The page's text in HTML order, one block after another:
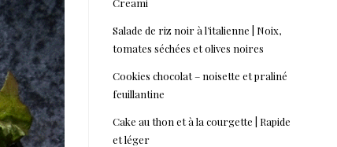
Creami
Salade de riz noir à l’italienne | Noix,
tomates séchées et olives noires
Cookies chocolat – noisette et praliné
feuillantine
Cake au thon et à la courgette | Rapide
et léger